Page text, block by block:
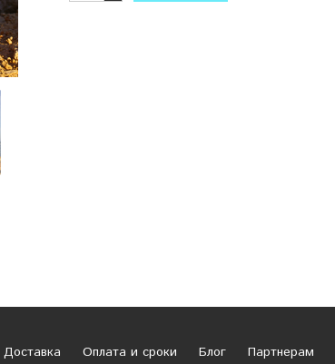
Доставка Оплата и сроки Блог Партнерам